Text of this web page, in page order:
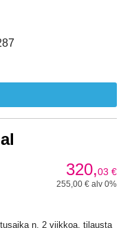
320,03 €
255,00 € alv 0%
n. 2 viikkoa, tilausta